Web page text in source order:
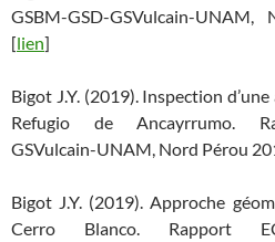
GSBM-GSD-GSVulcain-
[lien]
Bigot J.Y. (2019). Inspection
Refugio de Ancayrrumo.
GSVulcain-UNAM, Nord Pérou
Bigot J.Y. (2019). Approche
Cerro Blanco. Rapport ECA-